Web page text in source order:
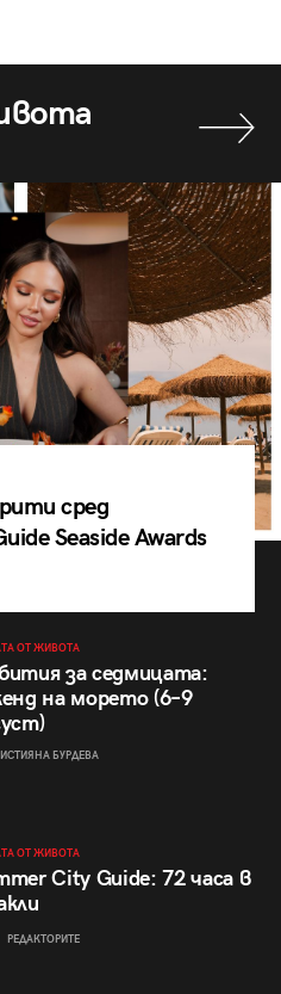
сред
Seaside Awards
ОТ ЖИВОТА
за седмицата:
на морето (6–9
БУРДЕВА
ОТ ЖИВОТА
City Guide: 72 часа в
РЕДАКТОРИТЕ